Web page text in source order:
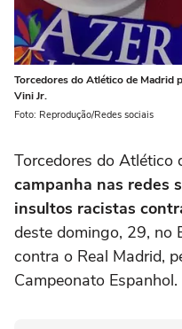
Torcedores do Atlético de Madrid
Vini Jr.
Foto: Reprodução/Redes sociais
Torcedores do Atlético
campanha nas redes
insultos racistas
deste domingo, 29, no
contra o Real Madrid,
Campeonato Espanhol.